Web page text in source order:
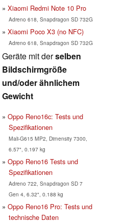
Xiaomi Redmi Note 10 Pro
Adreno 618, Snapdragon SD 732G
Xiaomi Poco X3 (no NFC)
Adreno 618, Snapdragon SD 732G
Geräte mit derselben
Bildschirmgröße
und/oder ähnlichem
Gewicht
Oppo Reno16c: Tests und
Spezifikationen
Mali-G615 MP2, Dimensity 7300,
6.57", 0.197 kg
Oppo Reno16 Tests und
Spezifikationen
Adreno 722, Snapdragon SD 7
Gen 4, 6.32", 0.188 kg
Oppo Reno16 Pro: Tests und
technische Daten